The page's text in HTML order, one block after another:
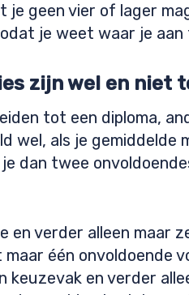
je geen vier of lager
je weet waar je aan
zijn wel en niet
tot een diploma,
wel, als je
dan twee
en verder alleen maar
één onvoldoende
keuzevak en verder